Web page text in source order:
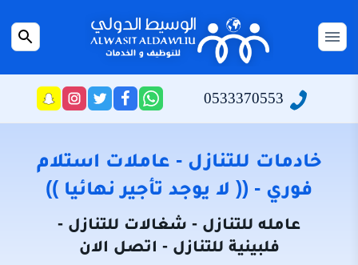
المحتوىالقائمة
الرئيسية
سياسة
من
نحن
خادمات
للتنازل
بحث
0533370553
راسلنا
عبر
تابعنا
على
فيسبوك
تابعنا
على
تويتر
تابعنا
على
انستجرام
خادمات للتنازل - عاملات استلام
فوري - (( لا يوجد تأجير نهائيا ))
عامله للتنازل - شغالات للتنازل -
فلبينية للتنازل - اتصل الان